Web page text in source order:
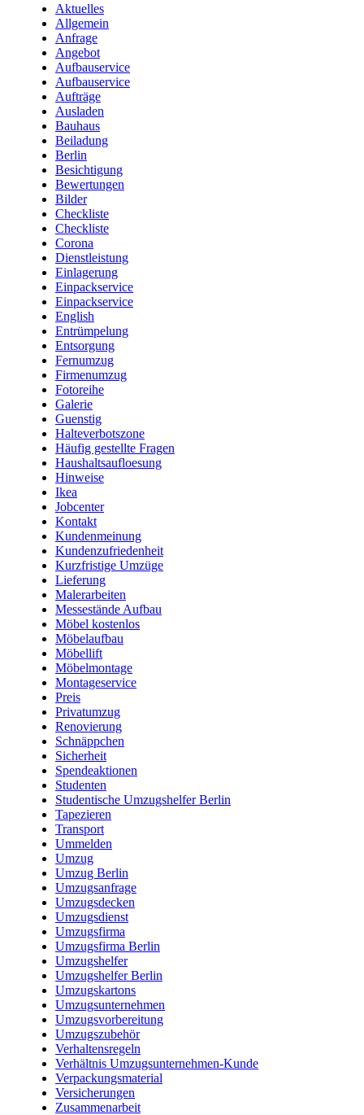
Aktuelles
Allgemein
Anfrage
Angebot
Aufbauservice
Aufbauservice
Aufträge
Ausladen
Bauhaus
Beiladung
Berlin
Besichtigung
Bewertungen
Bilder
Checkliste
Checkliste
Corona
Dienstleistung
Einlagerung
Einpackservice
Einpackservice
English
Entrümpelung
Entsorgung
Fernumzug
Firmenumzug
Fotoreihe
Galerie
Guenstig
Halteverbotszone
Häufig gestellte Fragen
Haushaltsaufloesung
Hinweise
Ikea
Jobcenter
Kontakt
Kundenmeinung
Kundenzufriedenheit
Kurzfristige Umzüge
Lieferung
Malerarbeiten
Messestände Aufbau
Möbel kostenlos
Möbelaufbau
Möbellift
Möbelmontage
Montageservice
Preis
Privatumzug
Renovierung
Schnäppchen
Sicherheit
Spendeaktionen
Studenten
Studentische Umzugshelfer Berlin
Tapezieren
Transport
Ummelden
Umzug
Umzug Berlin
Umzugsanfrage
Umzugsdecken
Umzugsdienst
Umzugsfirma
Umzugsfirma Berlin
Umzugshelfer
Umzugshelfer Berlin
Umzugskartons
Umzugsunternehmen
Umzugsvorbereitung
Umzugszubehör
Verhaltensregeln
Verhältnis Umzugsunternehmen-Kunde
Verpackungsmaterial
Versicherungen
Zusammenarbeit